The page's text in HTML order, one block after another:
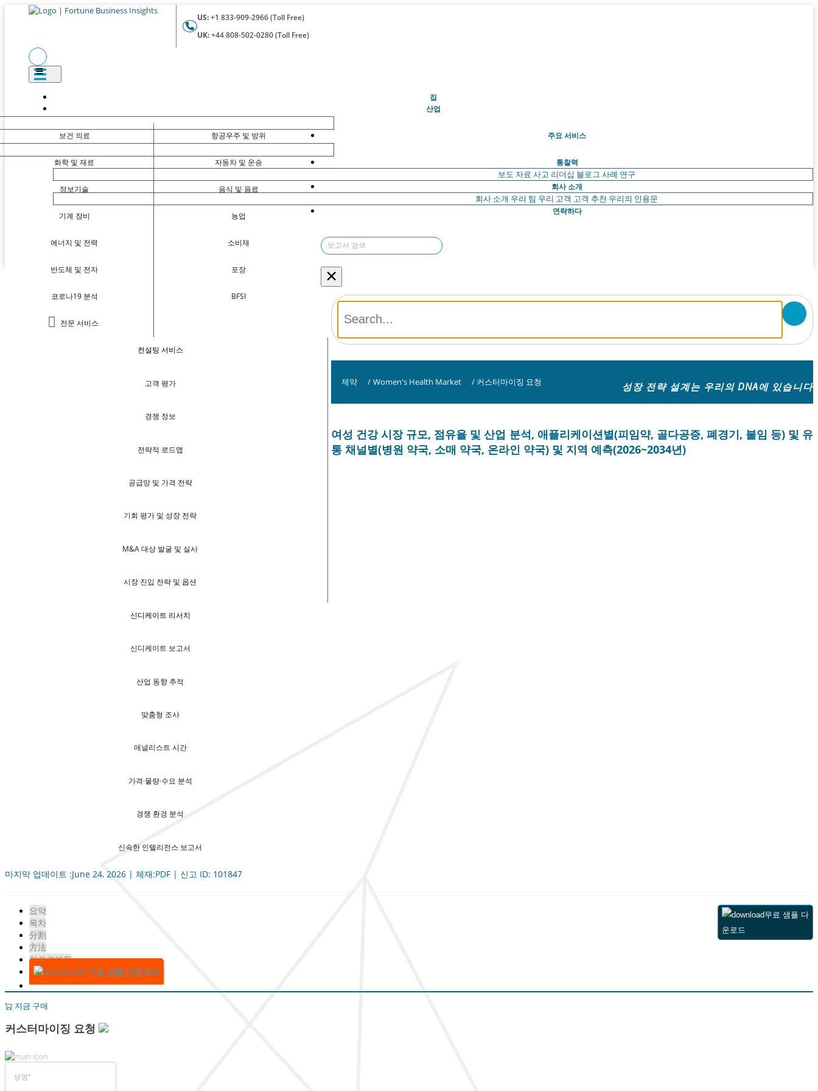
US:+1 833-909-2966 (Toll Free)
UK:+44 808-502-0280 (Toll Free)
집(현재의)
산업
보건 의료
화학 및 재료
정보기술
기계 장비
에너지 및 전력
반도체 및 전자
코로나19 분석
전문 서비스
항공우주 및 방위
자동차 및 운송
음식 및 음료
농업
소비재
포장
BFSI
주요 서비스
컨설팅 서비스
고객 평가
경쟁 정보
전략적 로드맵
공급망 및 가격 전략
기회 평가 및 성장 전략
M&A 대상 발굴 및 실사
시장 진입 전략 및 옵션
신디케이트 리서치
신디케이트 보고서
산업 동향 추적
맞춤형 조사
애널리스트 시간
가격·물량·수요 분석
경쟁 환경 분석
신속한 인텔리전스 보고서
통찰력
보도 자료 사고 리더십 블로그 사례 연구
회사 소개
회사 소개 우리 팀 우리 고객 고객 추천 우리의 인용문
연락하다
×
제약 / Women's Health Market / 커스터마이징 요청 성장 전략 설계는 우리의 DNA에 있습니다
여성 건강 시장 규모, 점유율 및 산업 분석, 애플리케이션별(피임약, 골다공증, 폐경기, 불임 등) 및 유
통 채널별(병원 약국, 소매 약국, 온라인 약국) 및 지역 예측(2026~2034년)
마지막 업데이트 :June 24, 2026 | 체재:PDF | 신고 ID: 101847
요약
목차
分割
方法
인포그래픽
무료 샘플 다운로드
무료 샘플 다
운로드
지금 구매
커스터마이징 요청